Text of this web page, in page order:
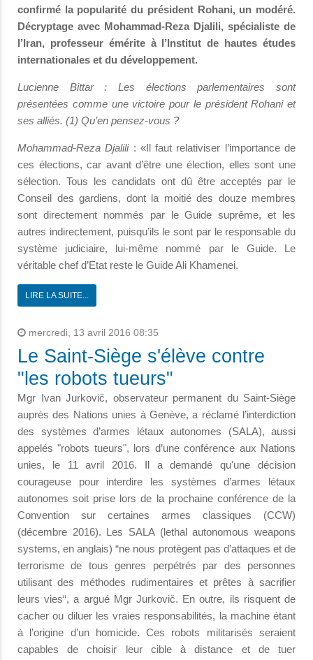
confirmé la popularité du président Rohani, un modéré.
Décryptage avec Mohammad-Reza Djalili, spécialiste de
l’Iran, professeur émérite à l’Institut de hautes études
internationales et du développement.
Lucienne Bittar :
Les élections parlementaires sont
présentées comme une victoire pour le président Rohani et
ses alliés. (1) Qu’en pensez-vous ?
Mohammad-Reza Djalili: «Il faut relativiser l’importance de
ces élections, car avant d’être une élection, elles sont une
sélection. Tous les candidats ont dû être acceptés par le
Conseil des gar­diens, dont la moitié des douze membres
sont directement nommés par le Guide suprême, et les
autres indirectement, puisqu’ils le sont par le responsable du
système judiciaire, lui-même nommé par le Guide. Le
véritable chef d’Etat reste le Guide Ali Khamenei.
LIRE LA SUITE...
mercredi, 13 avril 2016 08:35
Le Saint-Siège s'élève contre
"les robots tueurs"
Mgr Ivan Jurkovič, observateur permanent du Saint-Siège
auprès des Nations unies à Genève, a réclamé l’interdiction
des systèmes d’armes létaux autonomes (SALA), aussi
appelés "robots tueurs", lors d’une conférence aux Nations
unies, le 11 avril 2016. Il a demandé qu'une décision
courageuse pour interdire les systèmes d’armes létaux
autonomes soit prise lors de la prochaine conférence de la
Convention sur certaines armes classiques (CCW)
(décembre 2016). Les SALA (lethal autonomous weapons
systems, en anglais) “ne nous protègent pas d’attaques et de
terrorisme de tous genres perpétrés par des personnes
utilisant des méthodes rudimentaires et prêtes à sacrifier
leurs vies“, a argué Mgr Jurkovič. En outre, ils risquent de
cacher ou diluer les vraies responsabilités, la machine étant
à l’origine d’un homicide. Ces robots militarisés seraient
capables de choisir leur cible à distance et de tuer